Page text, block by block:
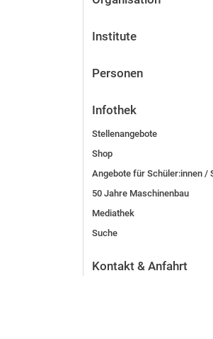
Institute
Personen
Infothek
Stellenangebote
Shop
Angebote für Schüler:innen /
50 Jahre Maschinenbau
Mediathek
Suche
Kontakt & Anfahrt